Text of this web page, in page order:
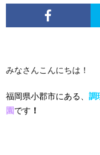
みなさんこんにちは！
福岡県小郡市にある、 調
園です ！